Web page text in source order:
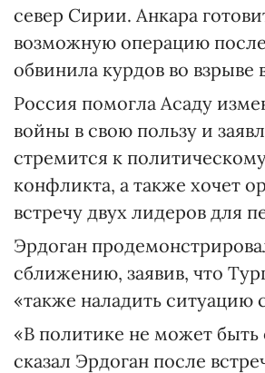
север Сирии. Анкара
возможную операцию после
обвинила курдов во взрыве
Россия помогла Асаду
войны в свою пользу и
стремится к
конфликта, а также хочет
встречу двух лидеров для
Эрдоган
сближению, заявив, что
«также наладить ситуацию
«В политике не может
сказал Эрдоган после